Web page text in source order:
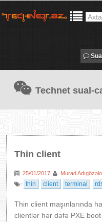
Technet sual-
Thin client
: 25/01/2017 : Murad
:
thin client terminal
Thin client maşınlarında
clientlər hər dəfə PXE